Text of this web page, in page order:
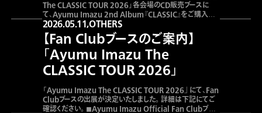
The CLASSIC TOUR 2026」各会場のCD販売ブースに
て、Ayumu Imazu 2nd Album『CLASSIC』をご購入い
ただくと、『CLASSIC』告知ポスターをプレゼントいたしま
す。下記詳細をご確認いただき、ぜひCD販売ブースへお立
ち寄りください。＜対象商品＞2026年5月13日(水)発売
Ayumu Im
2026.05.11, OTHERS
【Fan Clubブースのご案内】
「Ayumu Imazu The
CLASSIC TOUR 2026」
「Ayumu Imazu The CLASSIC TOUR 2026｣ にて、Fan
Clubブースの出展が決定いたしました。詳細は下記にてご
確認ください。◼︎Ayumu Imazu Official Fan Clubブー